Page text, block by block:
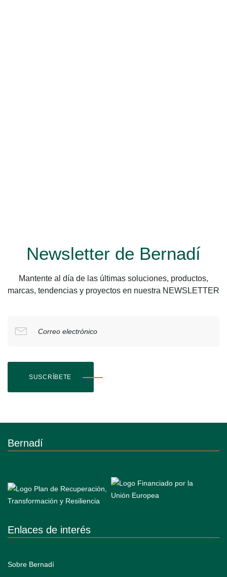
Newsletter de Bernadí
Mantente al día de las últimas soluciones, productos,
marcas, tendencias y proyectos en nuestra NEWSLETTER
Correo electrónico
SUSCRÍBETE
Bernadí
Enlaces de interés
Sobre Bernadí